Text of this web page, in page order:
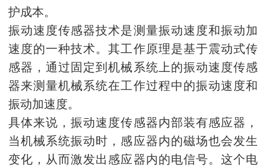
护成本。
振动速度传感器技术是测量振动速度和振动加
速度的一种技术。其工作原理是基于震动式传
感器，通过固定到机械系统上的振动速度传感
器来测量机械系统在工作过程中的振动速度和
振动加速度。
具体来说，振动速度传感器内部装有感应器，
当机械系统振动时，感应器内的磁场也会发生
变化，从而激发出感应器内的电信号。这个电